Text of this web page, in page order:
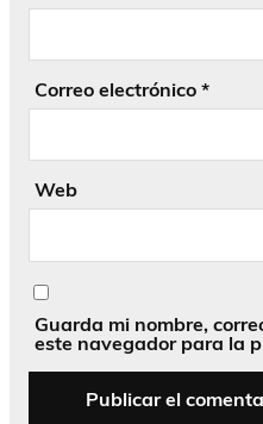
Correo electrónico *
Web
Guarda mi nombre,
este navegador para la